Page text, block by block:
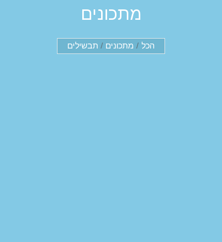
מתכונים
הכל / מתכונים / תבשילים